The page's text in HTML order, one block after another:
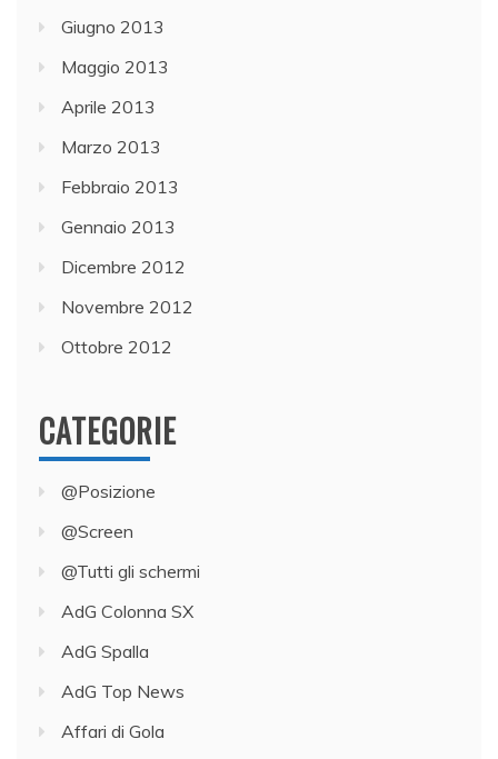
Giugno 2013
Maggio 2013
Aprile 2013
Marzo 2013
Febbraio 2013
Gennaio 2013
Dicembre 2012
Novembre 2012
Ottobre 2012
CATEGORIE
@Posizione
@Screen
@Tutti gli schermi
AdG Colonna SX
AdG Spalla
AdG Top News
Affari di Gola